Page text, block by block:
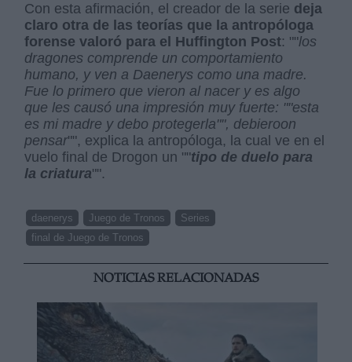
Con esta afirmación, el creador de la serie deja
claro otra de las teorías que la antropóloga
forense valoró para el Huffington Post: ""los
dragones comprende un comportamiento
humano, y ven a Daenerys como una madre.
Fue lo primero que vieron al nacer y es algo
que les causó una impresión muy fuerte: ""esta
es mi madre y debo protegerla"", debieroon
pensar"", explica la antropóloga, la cual ve en el
vuelo final de Drogon un ""tipo de duelo para
la criatura"".
daenerys Juego de Tronos
Series
final de Juego de Tronos
NOTICIAS RELACIONADAS